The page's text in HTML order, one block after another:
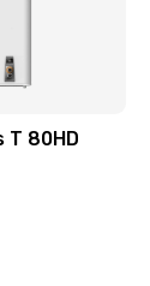
T 80HD